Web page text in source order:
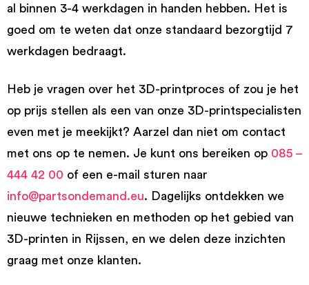
al binnen 3-4 werkdagen in handen hebben. Het is
goed om te weten dat onze standaard bezorgtijd 7
werkdagen bedraagt.
Heb je vragen over het 3D-printproces of zou je het
op prijs stellen als een van onze 3D-printspecialisten
even met je meekijkt? Aarzel dan niet om contact
met ons op te nemen. Je kunt ons bereiken op 085 –
444 42 00 of een e-mail sturen naar
info@partsondemand.eu. Dagelijks ontdekken we
nieuwe technieken en methoden op het gebied van
3D-printen in Rijssen, en we delen deze inzichten
graag met onze klanten.